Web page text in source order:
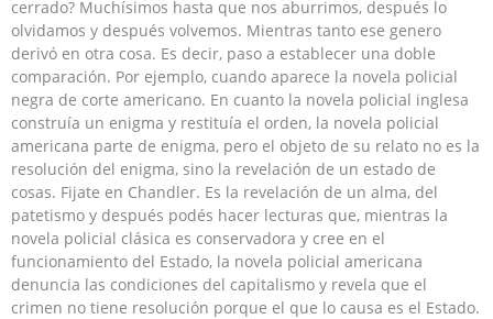
cerrado? Muchísimos hasta que nos aburrimos, después lo
olvidamos y después volvemos. Mientras tanto ese genero
derivó en otra cosa. Es decir, paso a establecer una doble
comparación. Por ejemplo, cuando aparece la novela policial
negra de corte americano. En cuanto la novela policial inglesa
construía un enigma y restituía el orden, la novela policial
americana parte de enigma, pero el objeto de su relato no es la
resolución del enigma, sino la revelación de un estado de
cosas. Fijate en Chandler. Es la revelación de un alma, del
patetismo y después podés hacer lecturas que, mientras la
novela policial clásica es conservadora y cree en el
funcionamiento del Estado, la novela policial americana
denuncia las condiciones del capitalismo y revela que el
crimen no tiene resolución porque el que lo causa es el Estado.